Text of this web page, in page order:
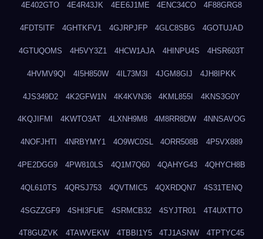
4E402GTO 4E4R43JK 4EE6J1ME 4ENC34CO 4F88GRG8
4FDT5ITF 4GHTKFV1 4GJRPJFP 4GLC8SBG 4GOTUJAD
4GTUQOMS 4H5VY3Z1 4HCW1AJA 4HINPU4S 4HSR603T
4HVMV9QI 4I5H850W 4IL73M3I 4JGM8GIJ 4JH8IPKK
4JS349D2 4K2GFW1N 4K4KVN36 4KML855I 4KNS3G0Y
4KQJIFMI 4KWTO3AT 4LXNH9M8 4M8RR8DW 4NNSAVOG
4NOFJHTI 4NRBYMY1 4O9WC0SL 4ORR508B 4P5VX889
4PE2DGG9 4PW810LS 4Q1M7Q60 4QAHYG43 4QHYCH8B
4QL610TS 4QRSJ753 4QVTMIC5 4QXRDQN7 4S31TENQ
4SGZZGF9 4SHI3FUE 4SRMCB32 4SYJTR01 4T4UXTTO
4T8GUZVK 4TAWVEKW 4TBBI1Y5 4TJ1ASNW 4TPTYC45